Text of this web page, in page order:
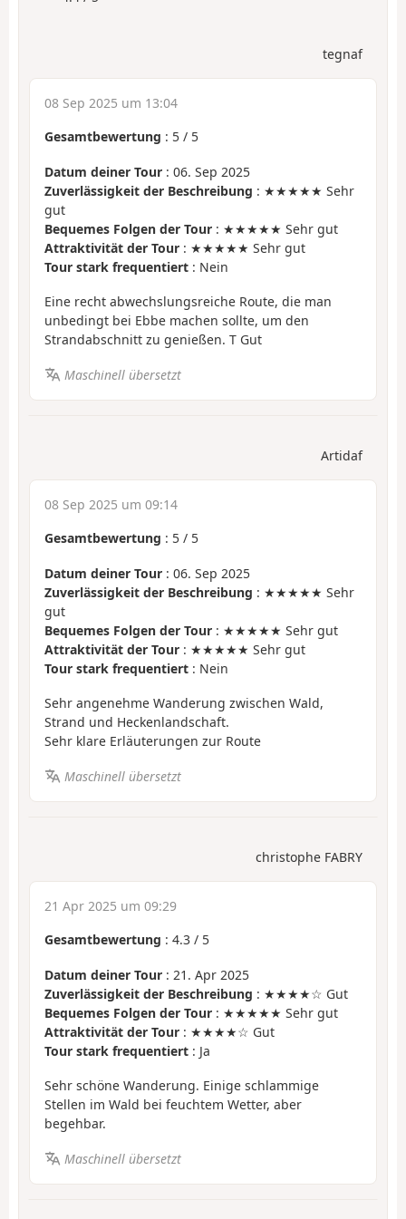
tegnaf
08 Sep 2025 um 13:04
Gesamtbewertung : 5 / 5
Datum deiner Tour : 06. Sep 2025
Zuverlässigkeit der Beschreibung : ★★★★★ Sehr
gut
Bequemes Folgen der Tour : ★★★★★ Sehr gut
Attraktivität der Tour : ★★★★★ Sehr gut
Tour stark frequentiert : Nein
Eine recht abwechslungsreiche Route, die man
unbedingt bei Ebbe machen sollte, um den
Strandabschnitt zu genießen. T Gut
Maschinell übersetzt
Artidaf
08 Sep 2025 um 09:14
Gesamtbewertung : 5 / 5
Datum deiner Tour : 06. Sep 2025
Zuverlässigkeit der Beschreibung : ★★★★★ Sehr
gut
Bequemes Folgen der Tour : ★★★★★ Sehr gut
Attraktivität der Tour : ★★★★★ Sehr gut
Tour stark frequentiert : Nein
Sehr angenehme Wanderung zwischen Wald,
Strand und Heckenlandschaft.
Sehr klare Erläuterungen zur Route
Maschinell übersetzt
christophe FABRY
21 Apr 2025 um 09:29
Gesamtbewertung : 4.3 / 5
Datum deiner Tour : 21. Apr 2025
Zuverlässigkeit der Beschreibung : ★★★★☆ Gut
Bequemes Folgen der Tour : ★★★★★ Sehr gut
Attraktivität der Tour : ★★★★☆ Gut
Tour stark frequentiert : Ja
Sehr schöne Wanderung. Einige schlammige
Stellen im Wald bei feuchtem Wetter, aber
begehbar.
Maschinell übersetzt